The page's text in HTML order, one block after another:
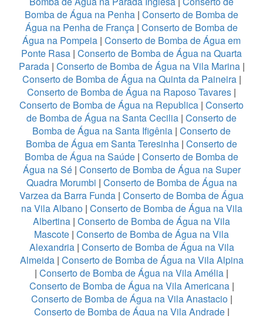
Bomba de Água na Penha | Conserto de Bomba de
Água na Penha de França | Conserto de Bomba de
Água na Pompeia | Conserto de Bomba de Água em
Ponte Rasa | Conserto de Bomba de Água na Quarta
Parada| Conserto de Bomba de Água na Vila Marina|
Conserto de Bomba de Água na Quinta da Paineira|
Conserto de Bomba de Água na Raposo Tavares |
Conserto de Bomba de Água na Republica | Conserto
de Bomba de Água na Santa Cecilia | Conserto de
Bomba de Água na Santa Ifigênia | Conserto de
Bomba de Água em Santa Teresinha | Conserto de
Bomba de Água na Saúde | Conserto de Bomba de
Água na Sé| Conserto de Bomba de Água na Super
Quadra Morumbi | Conserto de Bomba de Água na
Varzea da Barra Funda | Conserto de Bomba de Água
na Vila Albano| Conserto de Bomba de Água na Vila
Albertina | Conserto de Bomba de Água na Vila
Mascote | Conserto de Bomba de Água na Vila
Alexandria| Conserto de Bomba de Água na Vila
Almeida | Conserto de Bomba de Água na Vila Alpina
| Conserto de Bomba de Água na Vila Amélia |
Conserto de Bomba de Água na Vila Americana|
Conserto de Bomba de Água na Vila Anastacio|
Conserto de Bomba de Água na Vila Andrade|